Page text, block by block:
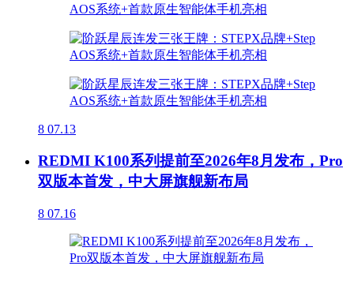
8 07.13
REDMI K100系列提前至2026年8月发布，Pro
双版本首发，中大屏旗舰新布局
8 07.16